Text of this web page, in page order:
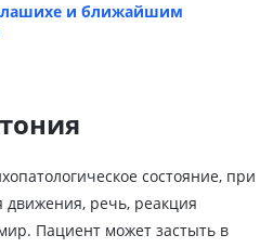
и ближайшим
состояние, при
движения, речь, реакция
Пациент может застыть в